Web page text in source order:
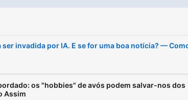
ser invadida por IA. E se for uma boa notícia? —
os "hobbies" de avós podem salvar-nos dos
Assim